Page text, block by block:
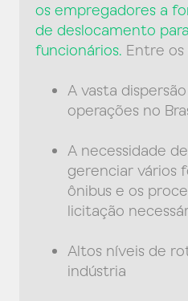
os empregadores a
de deslocamento
funcionários. Entre os
A vasta
operações no
A necessidade
gerenciar vários
ônibus e os
licitação
Altos níveis de
indústria